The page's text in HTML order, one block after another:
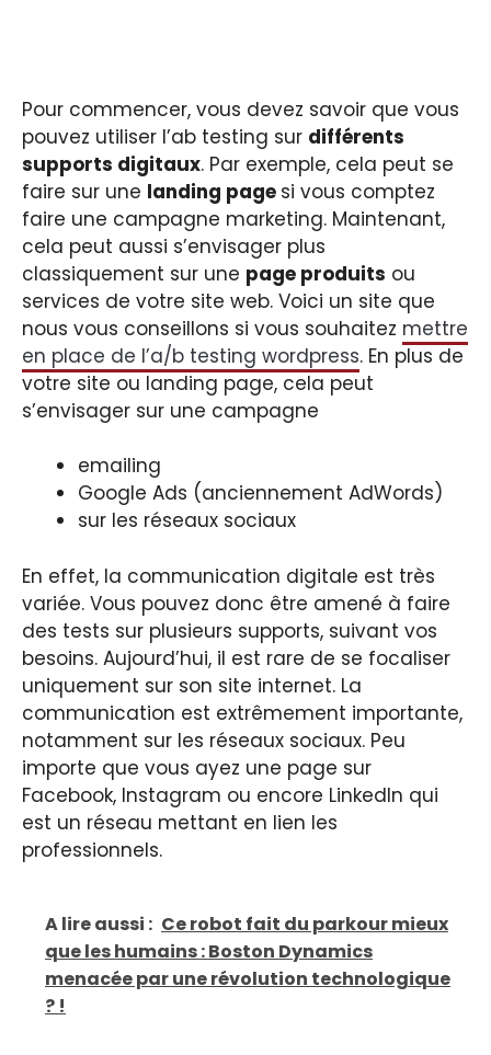
Pour commencer, vous devez savoir que vous
pouvez utiliser l’ab testing sur différents
supports digitaux. Par exemple, cela peut se
faire sur une landing page si vous comptez
faire une campagne marketing. Maintenant,
cela peut aussi s’envisager plus
classiquement sur une page produits ou
services de votre site web. Voici un site que
nous vous conseillons si vous souhaitez mettre
en place de l’a/b testing wordpress. En plus de
votre site ou landing page, cela peut
s’envisager sur une campagne
emailing
Google Ads (anciennement AdWords)
sur les réseaux sociaux
En effet, la communication digitale est très
variée. Vous pouvez donc être amené à faire
des tests sur plusieurs supports, suivant vos
besoins. Aujourd’hui, il est rare de se focaliser
uniquement sur son site internet. La
communication est extrêmement importante,
notamment sur les réseaux sociaux. Peu
importe que vous ayez une page sur
Facebook, Instagram ou encore LinkedIn qui
est un réseau mettant en lien les
professionnels.
A lire aussi : Ce robot fait du parkour mieux
que les humains : Boston Dynamics
menacée par une révolution technologique
? !